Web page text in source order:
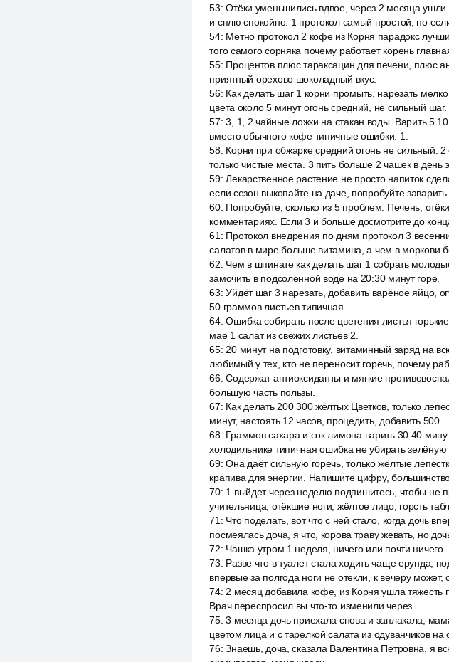
53:Отёки уменьшились вдвое, через 2 месяца ушли
и сплю спокойно. 1 протокол самый простой, но
54: Метно протокол 2 кофе из Корня парадокс
того самого сорняка почему работает корень
55: Процентов плюс тараксацин для печени, плюс
приятный орехово шоколадный вкус.
56: Как делать шаг 1 корни промыть, нарезать
цвета около 5 минут огонь средний, не сильный шаг.
57:3, 1, 2 чайные ложки на стакан воды. Варить 5
вместо обычного кофе типичные ошибки. 1.
58: Корни при обжарке средний огонь не сильный.
только чистые места. 3 пить больше 2 чашек в день
59:Лекарственное растение не просто напиток
если сезон выкопайте на даче, попробуйте
60: Попробуйте, сколько из 5 проблем. Печень,
комментариях. Если 3 и больше досмотрите до
61 : Протокол внедрения по дням протокол 3
салатов в мире больше витамина, а чем в моркови
62: Чем в шпинате как делать шаг 1 собрать
замочить в подсоленной воде на 20:30 минут горе.
63:Уйдёт шаг 3 нарезать, добавить варёное яйцо,
50 граммов листьев типичная
64:Ошибка собирать после цветения листья
мае 1 салат из свежих листьев 2.
65: 20 минут на подготовку, витаминный заряд на
любимый у тех, кто не переносит горечь, почему
66:Содержат антиоксиданты и мягкие
большую часть пользы.
67: Как делать 200 300 жёлтых Цветков, только
минут, настоять 12 часов, процедить, добавить 500.
68: Граммов сахара и сок лимона варить 30 40
холодильнике типичная ошибка не убирать зелёную
69:Она даёт сильную горечь, только жёлтые
крапива для энергии. Напишите цифру,
70: 1 выйдет через неделю подпишитесь, чтобы не
учительница, отёкшие ноги, жёлтое лицо, горсть
71 : Что поделать, вот что с ней стало, когда дочь
посмеялась доча, я что, корова траву жевать, но
72: Чашка утром 1 неделя, ничего или почти ничего.
73: Разве что в туалет стала ходить чаще ерунда,
впервые за полгода ноги не отекли, к вечеру может,
74: 2 месяц добавила кофе, из Корня ушла тяжесть
Врач переспросил вы что-то изменили через
75:3 месяца дочь приехала снова и заплакала,
цветом лица и с тарелкой салата из одуванчиков на
76:Знаешь, доча, сказала Валентина Петровна, я